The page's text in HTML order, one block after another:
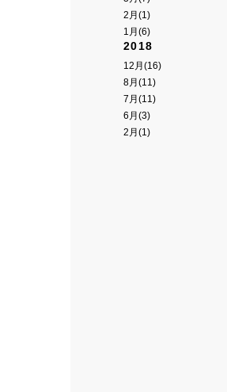
2月(1)
1月(6)
2018
12月(16)
8月(11)
7月(11)
6月(3)
2月(1)